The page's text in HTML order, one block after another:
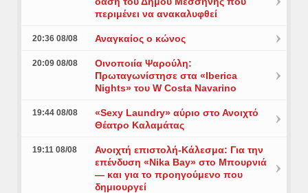
περιμένει να ανακαλυφθεί
20:36 08/08 Αναγκαίος ο κώνος
20:09 08/08
Οινοποιία Ψαρούλη:
Πρωταγωνίστησε στα «Iberica
Nights» του W Costa Navarino
19:44 08/08
«Sexy Laundry» αύριο στο Ανοιχτό
Θέατρο Καλαμάτας
19:11 08/08
Ανοιχτή επιστολή-Κάλεσμα: Για την
επένδυση «Nika Bay» στο Μπουρνιά
— και για το προηγούμενο που
δημιουργεί